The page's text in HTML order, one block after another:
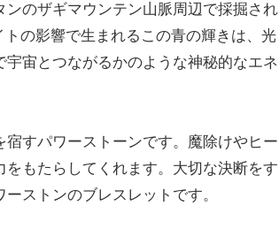
のザギマウンテン山脈周辺で採掘され
の影響で生まれるこの青の輝きは、光
宙とつながるかのような神秘的なエネ
すパワーストーンです。魔除けやヒー
もたらしてくれます。大切な決断をす
ストンのブレスレットです。